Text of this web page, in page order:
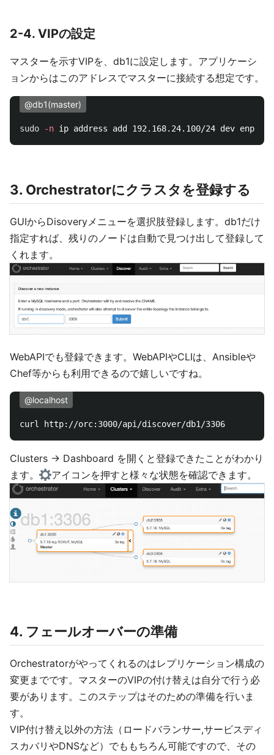
2-4. VIPの設定
マスターを示すVIPを、db1に設定します。アプリケーシ
ョンからはこのアドレスでマスターに接続する想定です。
@db1(master)
sudo -n
3. Orchestratorにクラスタを登録する
GUIからDisoveryメニューを選択肢登録します。db1だけ
指定すれば、残りのノードは自動で見つけ出して登録して
くれます。
WebAPIでも登録できます。WebAPIやCLIは、Ansibleや
Chef等からも利用できるので嬉しいですね。
@localhost
Clusters -> Dashboard を開くと登録できたことがわかり
ます。
アイコンを押すと様々な状態を確認できます。
4. フェールオーバーの準備
Orchestratorがやってくれるのはレプリケーション構成の
変更までです。マスターのVIPの付け替えは自分で行う必
要があります。このステップはそのための準備を行いま
す。
VIP付け替え以外の方法（ロードバランサー,サービスディ
スカバリやDNSなど）でももちろん可能ですので、その